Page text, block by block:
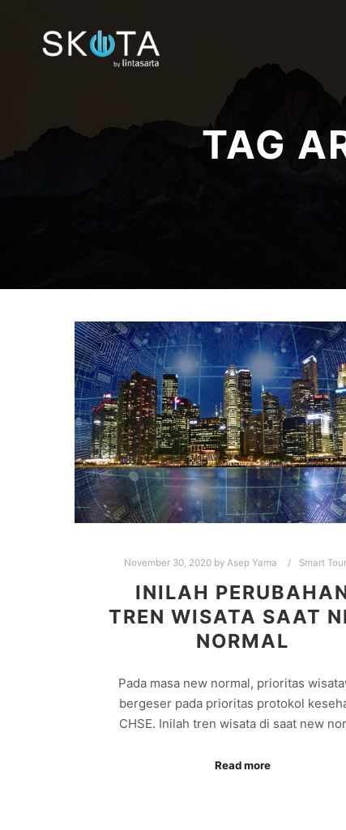
TAG
November 30, 2020by Asep Yama Smart
INILAH
TREN WISATA SAAT
NORMAL
Pada masa new normal, prioritas
bergeser pada prioritas protokol
CHSE. Inilah tren wisata di saat new
Read more